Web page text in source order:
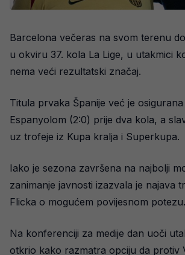
Barcelona večeras na svom terenu
u okviru 37. kola La Lige, u utakmici
nema veći rezultatski značaj.
Titula prvaka Španije već je
Espanyolom (2:0) prije dva kola, a
uz trofeje iz Kupa kralja i Superkupa.
Iako je sezona završena na najbolji
zanimanje javnosti izazvala je najava
Flicka o mogućem povijesnom potezu.
Na konferenciji za medije dan uoči
otkrio kako razmatra opciju da protiv